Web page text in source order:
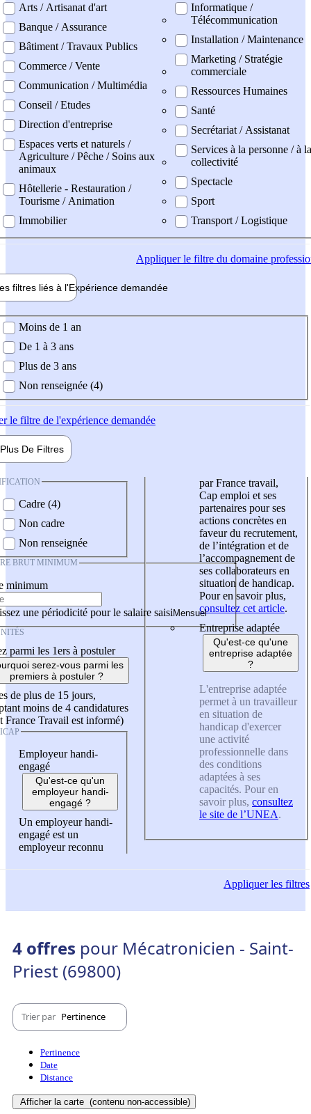
Arts / Artisanat d'art
Banque / Assurance
Bâtiment / Travaux Publics
Commerce / Vente
Communication / Multimédia
Conseil / Etudes
Direction d'entreprise
Espaces verts et naturels /
Agriculture / Pêche / Soins aux
animaux
Hôtellerie - Restauration /
Tourisme / Animation
Immobilier
Informatique /
Télécommunication
Installation / Maintenance
Marketing / Stratégie
commerciale
Ressources Humaines
Santé
Secrétariat / Assistanat
Services à la personne / à la
collectivité
Spectacle
Sport
Transport / Logistique
Appliquerle filtre du domaine
filtres liés à l'Expérience demandée
demandée
Moins de 1 an
De 1 à 3 ans
Plus de 3 ans
Non renseignée (4)
le filtre de l'expérience demandée
Plus De Filtres
Cadre (4)
Non cadre
Non renseignée
BRUT MINIMUM
minimum
une périodicité pour le salaire saisi
parmi les 1ers à postuler
serez-vous parmi les
premiers à postuler ?
de plus de 15 jours,
moins de 4 candidatures
France Travail est informé)
Employeur handi-
engagé
Qu'est-ce qu'un
employeur handi-
engagé ?
Un employeur handi-
engagé est un
employeur reconnu
par France travail,
Cap emploi et ses
partenaires pour ses
actions concrètes en
faveur du recrutement,
de l’intégration et de
l’accompagnement de
ses collaborateurs en
situation de handicap.
Pour en savoir plus,
consultez cet article.
Entreprise adaptée
Qu'est-ce qu'une
entreprise adaptée
?
L'entreprise adaptée
permet à un travailleur
en situation de
handicap d'exercer
une activité
professionnelle dans
des conditions
adaptées à ses
capacités. Pour en
savoir plus, consultez
le site de l’UNEA.
Appliquerles filtres
4 offres pour Mécatronicien - Saint-
Priest (69800)
Trier par Pertinence
Pertinence
Date
Distance
Afficher la carte (contenu non-accessible)